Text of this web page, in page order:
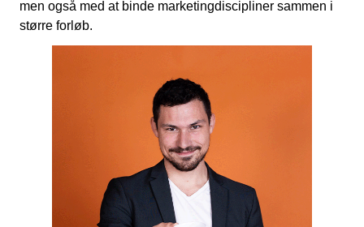
E-mail automation
TRACKING
men også med at binde marketingdiscipliner sammen i
større forløb.